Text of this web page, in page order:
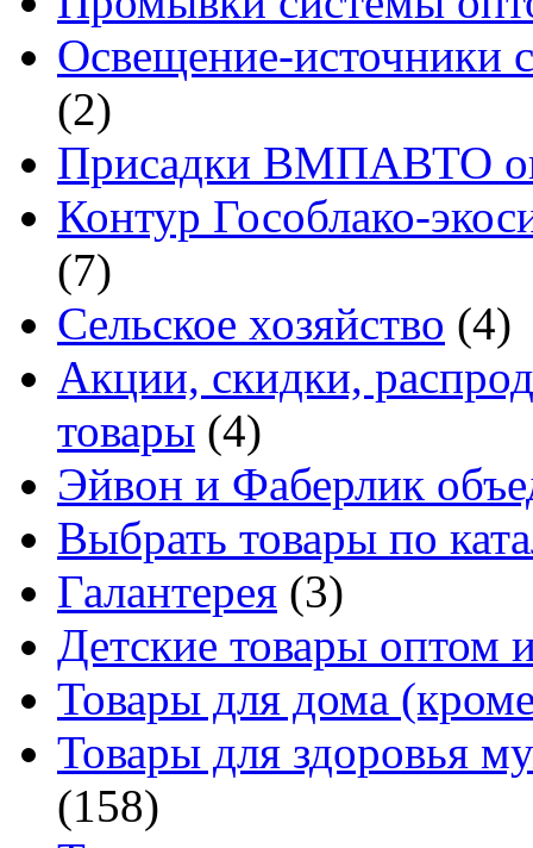
Освещение-источники
(2)
Присадки ВМПАВТО
Контур Гособлако-
(7)
Сельское хозяйство (4)
Акции, скидки,
товары (4)
Эйвон и Фаберлик
Выбрать товары по
Галантерея (3)
Детские товары оптом
Товары для дома
Товары для здоровья
(158)